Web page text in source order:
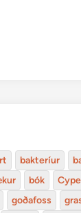
bakteríur
bók
goðafoss